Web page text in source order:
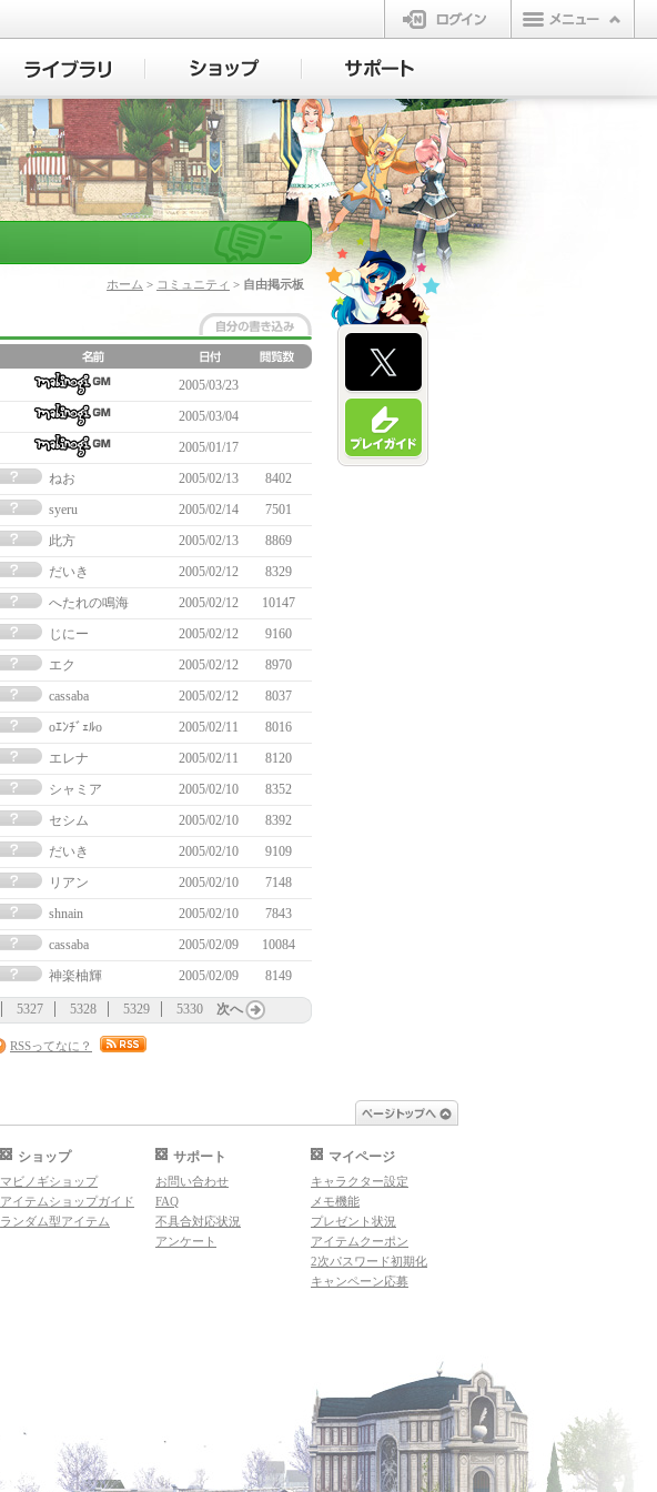
ログイン
マビノギ
ホーム > コミュニティ > 自由掲示板
2005/03/23
2005/03/04
2005/01/17
ねお 2005/02/13
8402
syeru 2005/02/14
7501
此方 2005/02/13
8869
だいき 2005/02/12
8329
へたれの鳴海 2005/02/12
10147
じにー 2005/02/12
9160
エク 2005/02/12
8970
cassaba 2005/02/12
8037
oｴﾝﾁﾞｪﾙo 2005/02/11
8016
エレナ 2005/02/11
8120
シャミア 2005/02/10
8352
セシム 2005/02/10
8392
だいき 2005/02/10
9109
リアン 2005/02/10
7148
shnain 2005/02/10
7843
cassaba 2005/02/09
10084
神楽柚輝 2005/02/09 8149
5327 5328 5329 5330 次へ
RSSってなに？
ショップ
マビノギショップ
アイテムショップガイド
ランダム型アイテム
サポート
お問い合わせ
FAQ
不具合対応状況
アンケート
マイページ
キャラクター設定
メモ機能
プレゼント状況
アイテムクーポン
2次パスワード初期化
キャンペーン応募